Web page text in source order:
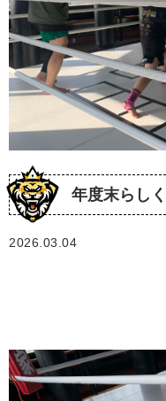
年度末らしく
2026.03.04